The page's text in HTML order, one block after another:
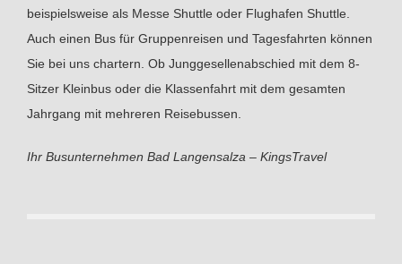
beispielsweise als Messe Shuttle oder Flughafen Shuttle.
Auch einen Bus für Gruppenreisen und Tagesfahrten können
Sie bei uns chartern. Ob Junggesellenabschied mit dem 8-
Sitzer Kleinbus oder die Klassenfahrt mit dem gesamten
Jahrgang mit mehreren Reisebussen.
Ihr Busunternehmen Bad Langensalza – KingsTravel